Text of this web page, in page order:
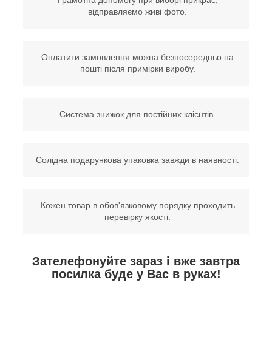
відправляємо живі фото.
Оплатити замовлення можна безпосередньо на
пошті після примірки виробу.
Система знижок для постійних клієнтів.
Солідна подарункова упаковка завжди в наявності.
Кожен товар в обов'язковому порядку проходить
перевірку якості.
Зателефонуйте зараз і вже завтра
посилка буде у Вас в руках!